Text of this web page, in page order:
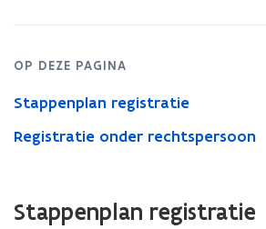
OP DEZE PAGINA
Stappenplan registratie
Registratie onder rechtspersoon
Stappenplan registratie